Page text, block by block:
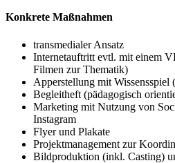
Konkrete Maßnahmen
transmedialer Ansatz
Internetauftritt evtl. mit einem
Filmen zur Thematik)
Apperstellung mit Wissensspiel
Begleitheft (pädagogisch
Marketing mit Nutzung von
Instagram
Flyer und Plakate
Projektmanagement zur
Bildproduktion (inkl. Casting)